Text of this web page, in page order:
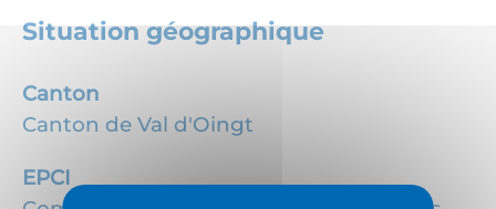
Situation géographique
Canton
Canton de Val d'Oingt
EPCI